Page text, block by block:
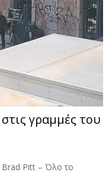
γραμμές του
Brad Pitt – Όλο το